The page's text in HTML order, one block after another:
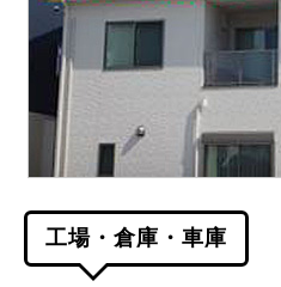
工場・倉庫・車庫